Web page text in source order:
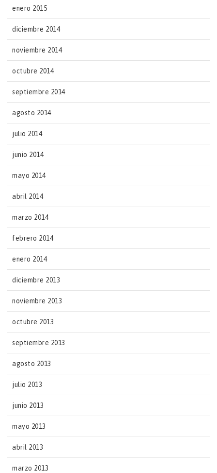
enero 2015
diciembre 2014
noviembre 2014
octubre 2014
septiembre 2014
agosto 2014
julio 2014
junio 2014
mayo 2014
abril 2014
marzo 2014
febrero 2014
enero 2014
diciembre 2013
noviembre 2013
octubre 2013
septiembre 2013
agosto 2013
julio 2013
junio 2013
mayo 2013
abril 2013
marzo 2013